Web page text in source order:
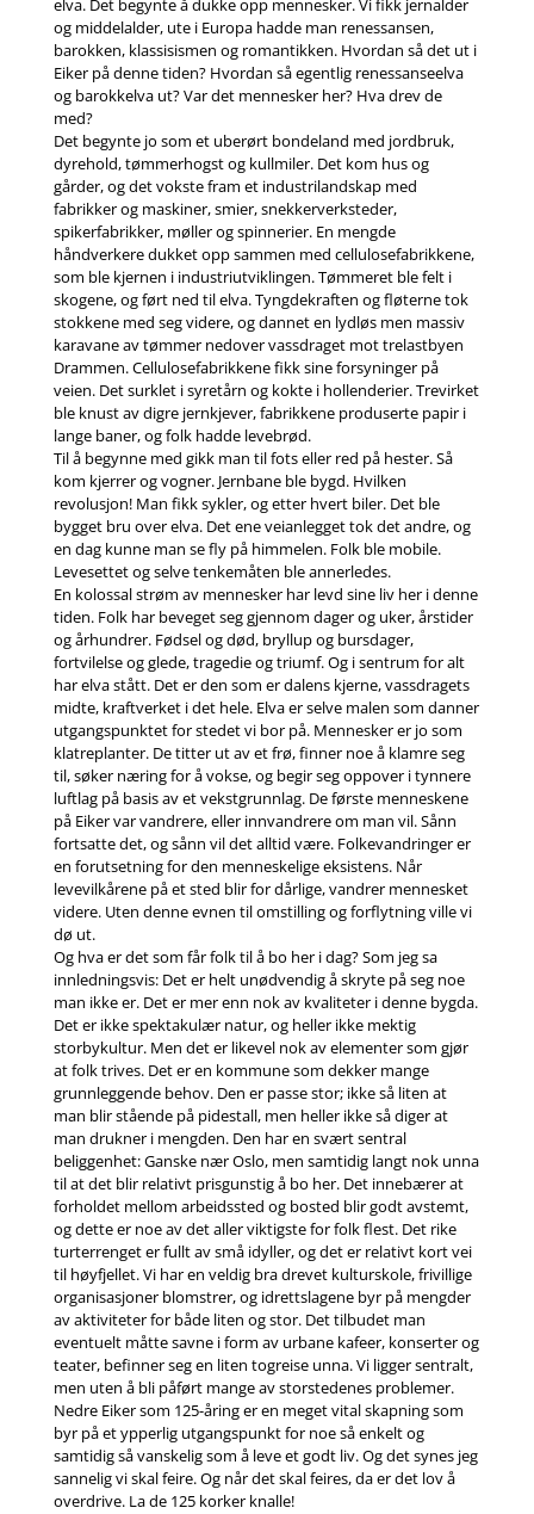
elva. Det begynte å dukke opp mennesker. Vi fikk jernalder
og middelalder, ute i Europa hadde man renessansen,
barokken, klassisismen og romantikken. Hvordan så det ut i
Eiker på denne tiden? Hvordan så egentlig renessanseelva
og barokkelva ut? Var det mennesker her? Hva drev de
med?
Det begynte jo som et uberørt bondeland med jordbruk,
dyrehold, tømmerhogst og kullmiler. Det kom hus og
gårder, og det vokste fram et industrilandskap med
fabrikker og maskiner, smier, snekkerverksteder,
spikerfabrikker, møller og spinnerier. En mengde
håndverkere dukket opp sammen med cellulosefabrikkene,
som ble kjernen i industriutviklingen. Tømmeret ble felt i
skogene, og ført ned til elva. Tyngdekraften og fløterne tok
stokkene med seg videre, og dannet en lydløs men massiv
karavane av tømmer nedover vassdraget mot trelastbyen
Drammen. Cellulosefabrikkene fikk sine forsyninger på
veien. Det surklet i syretårn og kokte i hollenderier. Trevirket
ble knust av digre jernkjever, fabrikkene produserte papir i
lange baner, og folk hadde levebrød.
Til å begynne med gikk man til fots eller red på hester. Så
kom kjerrer og vogner. Jernbane ble bygd. Hvilken
revolusjon! Man fikk sykler, og etter hvert biler. Det ble
bygget bru over elva. Det ene veianlegget tok det andre, og
en dag kunne man se fly på himmelen. Folk ble mobile.
Levesettet og selve tenkemåten ble annerledes.
En kolossal strøm av mennesker har levd sine liv her i denne
tiden. Folk har beveget seg gjennom dager og uker, årstider
og århundrer. Fødsel og død, bryllup og bursdager,
fortvilelse og glede, tragedie og triumf. Og i sentrum for alt
har elva stått. Det er den som er dalens kjerne, vassdragets
midte, kraftverket i det hele. Elva er selve malen som danner
utgangspunktet for stedet vi bor på. Mennesker er jo som
klatreplanter. De titter ut av et frø, finner noe å klamre seg
til, søker næring for å vokse, og begir seg oppover i tynnere
luftlag på basis av et vekstgrunnlag. De første menneskene
på Eiker var vandrere, eller innvandrere om man vil. Sånn
fortsatte det, og sånn vil det alltid være. Folkevandringer er
en forutsetning for den menneskelige eksistens. Når
levevilkårene på et sted blir for dårlige, vandrer mennesket
videre. Uten denne evnen til omstilling og forflytning ville vi
dø ut.
Og hva er det som får folk til å bo her i dag? Som jeg sa
innledningsvis: Det er helt unødvendig å skryte på seg noe
man ikke er. Det er mer enn nok av kvaliteter i denne bygda.
Det er ikke spektakulær natur, og heller ikke mektig
storbykultur. Men det er likevel nok av elementer som gjør
at folk trives. Det er en kommune som dekker mange
grunnleggende behov. Den er passe stor; ikke så liten at
man blir stående på pidestall, men heller ikke så diger at
man drukner i mengden. Den har en svært sentral
beliggenhet: Ganske nær Oslo, men samtidig langt nok unna
til at det blir relativt prisgunstig å bo her. Det innebærer at
forholdet mellom arbeidssted og bosted blir godt avstemt,
og dette er noe av det aller viktigste for folk flest. Det rike
turterrenget er fullt av små idyller, og det er relativt kort vei
til høyfjellet. Vi har en veldig bra drevet kulturskole, frivillige
organisasjoner blomstrer, og idrettslagene byr på mengder
av aktiviteter for både liten og stor. Det tilbudet man
eventuelt måtte savne i form av urbane kafeer, konserter og
teater, befinner seg en liten togreise unna. Vi ligger sentralt,
men uten å bli påført mange av storstedenes problemer.
Nedre Eiker som 125-åring er en meget vital skapning som
byr på et ypperlig utgangspunkt for noe så enkelt og
samtidig så vanskelig som å leve et godt liv. Og det synes jeg
sannelig vi skal feire. Og når det skal feires, da er det lov å
overdrive. La de 125 korker knalle!